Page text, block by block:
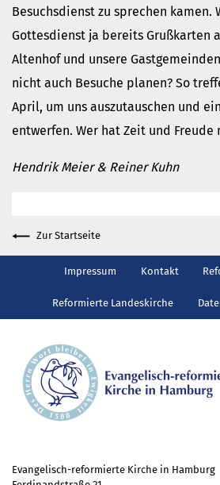
Stiftung Altenhof
Frühstück für alle
Aktuelles
Wer will noch mitfahren?
Besuch aus Minsk
China
Gott neu vermessen.
Ferienhäuser
Haus Amrum
Freizeithaus Ratzeburg
Gemeindeblatt
Besuchsdienst zu sprechen kamen.
Gottesdienst ja bereits Grußkarten
Altenhof und unsere
nicht auch Besuche planen? So
April, um uns auszutauschen und
entwerfen. Wer hat Zeit und Freude
Hendrik Meier & Reiner Kuhn
Zur Startseite
Impressum Kontakt
Reformierte Landeskirche
Evangelisch-reformierte Kirche in Hamburg